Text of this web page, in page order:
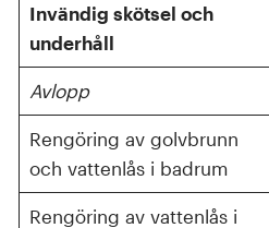
Invändig skötsel och
underhåll
Avlopp
Rengöring av golvbrunn
och vattenlås i badrum
Rengöring av vattenlås i